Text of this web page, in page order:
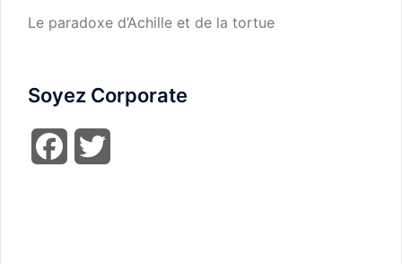
Le paradoxe d’Achille et de la tortue
Soyez Corporate
Facebook